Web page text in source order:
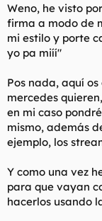
d
e
l
t
a
i
c
i
Weno, he visto
firma a modo de
mi estilo y porte
yo pa miíí"
Pos nada, aquí
mercedes
en mi caso
mismo, además
ejemplo, los
Y como una vez
para que vayan
hacerlos usando